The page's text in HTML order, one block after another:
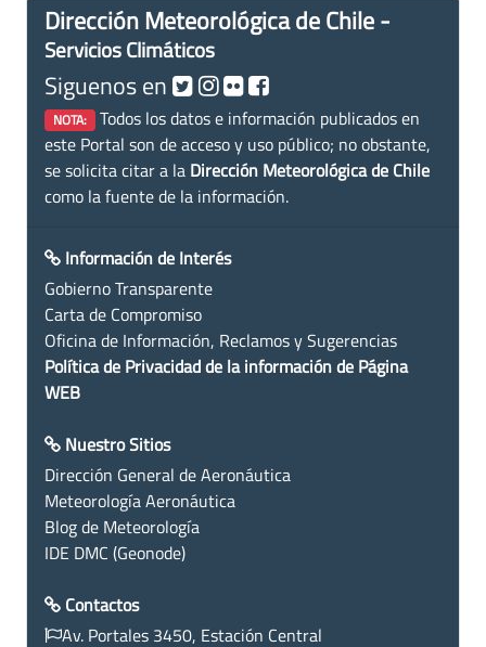
Dirección Meteorológica de Chile -
Servicios Climáticos
Siguenos en
NOTA: Todos los datos e información publicados en
este Portal son de acceso y uso público; no obstante,
se solicita citar a la Dirección Meteorológica de Chile
como la fuente de la información.
Información de Interés
Gobierno Transparente
Carta de Compromiso
Oficina de Información, Reclamos y Sugerencias
Política de Privacidad de la información de Página
WEB
Nuestro Sitios
Dirección General de Aeronáutica
Meteorología Aeronáutica
Blog de Meteorología
IDE DMC (Geonode)
Contactos
Av. Portales 3450, Estación Central